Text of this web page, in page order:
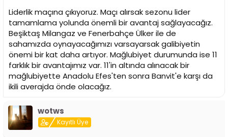
Liderlik maçına çıkıyoruz. Maçı alırsak sezonu lider
tamamlama yolunda önemli bir avantaj sağlayacağız.
Beşiktaş Milangaz ve Fenerbahçe Ülker ile de
sahamızda oynayacağımızı varsayarsak galibiyetin
önemi bir kat daha artıyor. Mağlubiyet durumunda ise 11
farklık bir avantajımız var. 11'in altında alınacak bir
mağlubiyette Anadolu Efes'ten sonra Banvit'e karşı da
ikili averajda önde olacağız.
wotws
Kayıtlı Üye